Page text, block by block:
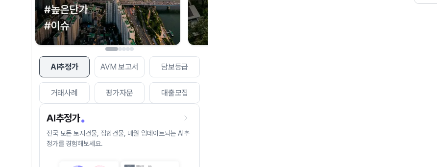
AI추정가 AVM 보고서 담보등급
거래사례 평가자문 대출모집
AI추정가
전국 모든 토지건물, 집합건물, 매월 업데이트되는 AI추
정가를 경험해보세요.